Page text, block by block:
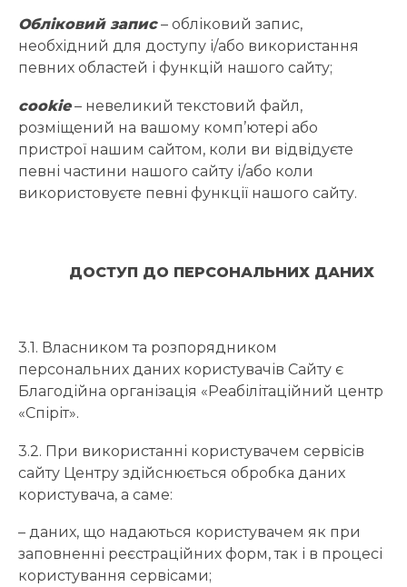
Обліковий запис– обліковий запис,
необхідний для доступу і/або використання
певних областей і функцій нашого сайту;
cookie– невеликий текстовий файл,
розміщений на вашому комп’ютері або
пристрої нашим сайтом, коли ви відвідуєте
певні частини нашого сайту і/або коли
використовуєте певні функції нашого сайту.
ДОСТУП ДО ПЕРСОНАЛЬНИХ ДАНИХ
3.1. Власником та розпорядником
персональних даних користувачів Сайту є
Благодійна організація «Реабілітаційний центр
«Спіріт».
3.2. При використанні користувачем сервісів
сайту Центру здійснюється обробка даних
користувача, а саме:
– даних, що надаються користувачем як при
заповненні реєстраційних форм, так і в процесі
користування сервісами;